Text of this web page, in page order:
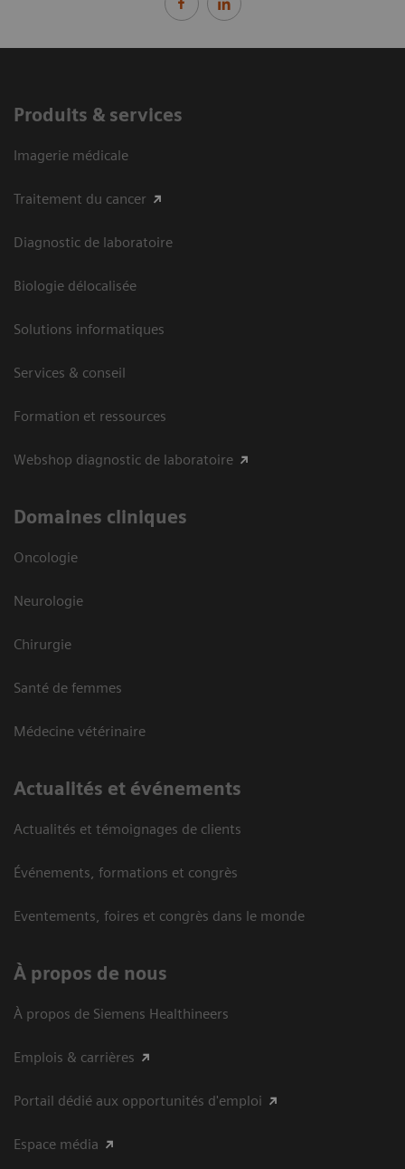
Produits & services
Imagerie médicale
Traitement du cancer
Diagnostic de laboratoire
Biologie délocalisée
Solutions informatiques
Services & conseil
Formation et ressources
Webshop diagnostic de laboratoire
Domaines cliniques
Oncologie
Neurologie
Chirurgie
Santé de femmes
Médecine vétérinaire
Actualités et événements
Actualités et témoignages de clients
Événements, formations et congrès
Eventements, foires et congrès dans le monde
À propos de nous
À propos de Siemens Healthineers
Emplois & carrières
Portail dédié aux opportunités d'emploi
Espace média